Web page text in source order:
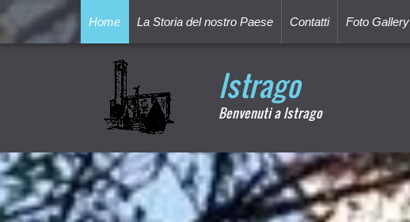
Istrago
Benvenuti a Istrago
Home La Storia del nostro Paese Contatti Foto Gallery